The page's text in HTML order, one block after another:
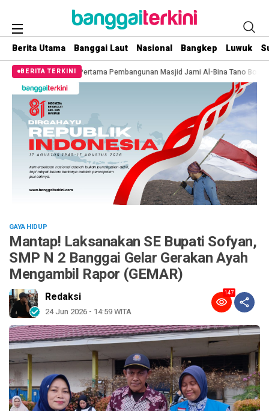
Berita Utama Banggai Laut Nasional Bangkep Luwuk
BERITA TERKINI
Pertama Pembangunan Masjid Jami Al-Bina Tano Bononungan Sinergi
GAYA HIDUP
Mantap! Laksanakan SE Bupati Sofyan,
SMP N 2 Banggai Gelar Gerakan Ayah
Mengambil Rapor (GEMAR)
Redaksi
24 Jun 2026 - 14:59 WITA
147